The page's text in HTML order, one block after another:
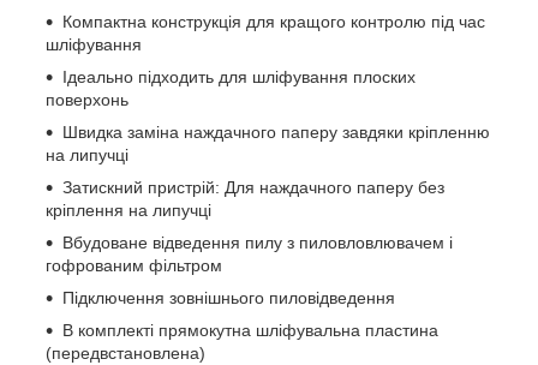
Компактна конструкція для кращого контролю під час
шліфування
Ідеально підходить для шліфування плоских
поверхонь
Швидка заміна наждачного паперу завдяки кріпленню
на липучці
Затискний пристрій: Для наждачного паперу без
кріплення на липучці
Вбудоване відведення пилу з пиловловлювачем і
гофрованим фільтром
Підключення зовнішнього пиловідведення
В комплекті прямокутна шліфувальна пластина
(передвстановлена)